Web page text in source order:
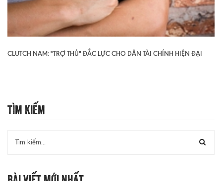
CLUTCH NAM: "TRỢ THỦ" ĐẮC LỰC CHO DÂN TÀI CHÍNH HIỆN ĐẠI
Tìm Kiếm